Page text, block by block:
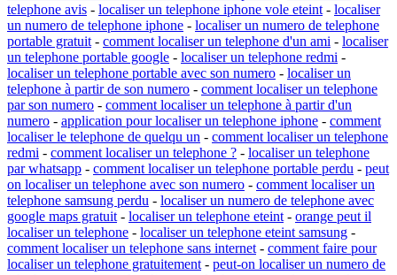
telephone avis - localiser un telephone iphone vole eteint - localiser
un numero de telephone iphone - localiser un numero de telephone
portable gratuit - comment localiser un telephone d'un ami - localiser
un telephone portable google - localiser un telephone redmi -
localiser un telephone portable avec son numero - localiser un
telephone à partir de son numero - comment localiser un telephone
par son numero - comment localiser un telephone à partir d'un
numero - application pour localiser un telephone iphone - comment
localiser le telephone de quelqu un - comment localiser un telephone
redmi - comment localiser un telephone ? - localiser un telephone
par whatsapp - comment localiser un telephone portable perdu - peut
on localiser un telephone avec son numero - comment localiser un
telephone samsung perdu - localiser un numero de telephone avec
google maps gratuit - localiser un telephone eteint - orange peut il
localiser un telephone - localiser un telephone eteint samsung -
comment localiser un telephone sans internet - comment faire pour
localiser un telephone gratuitement - peut-on localiser un numero de